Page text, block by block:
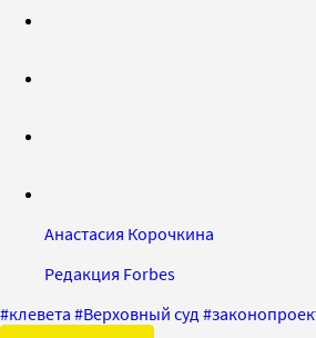
Анастасия Корочкина
Редакция Forbes
#клевета #Верховный суд #